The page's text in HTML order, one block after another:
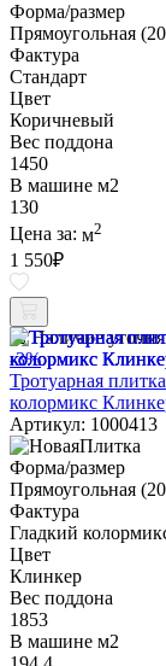
Форма/размер
Прямоугольная
Фактура
Стандарт
Цвет
Коричневый
Вес поддона
1450
В машине м2
130
Цена за: м2
1 550₽
Наличие
-3%
Тротуарная
колормикс
Артикул: 1000413
Форма/размер
Прямоугольная
Фактура
Гладкий
Цвет
Клинкер
Вес поддона
1853
В машине м2